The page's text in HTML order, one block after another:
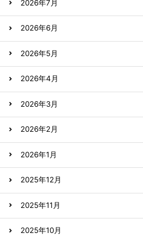
2026年7月
2026年6月
2026年5月
2026年4月
2026年3月
2026年2月
2026年1月
2025年12月
2025年11月
2025年10月